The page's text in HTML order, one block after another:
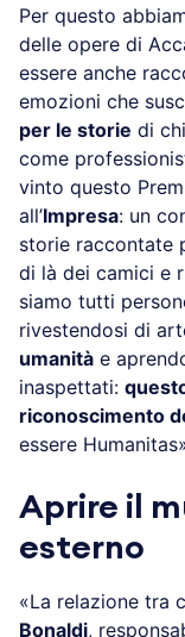
Per questo
delle opere di
essere anche
emozioni che
per le storie di
come
vinto questo
all’Impresa: un
storie raccontate
di là dei camici e
siamo tutti
rivestendosi di
umanità e
inaspettati:
riconoscimento
essere
Aprire il
esterno
«La relazione tra
Bonaldi,